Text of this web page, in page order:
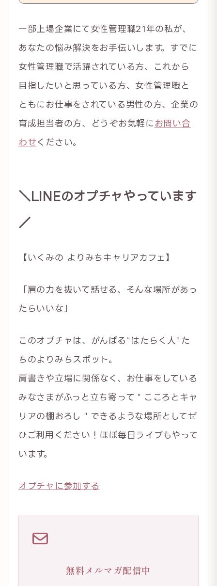
一部上場企業にて女性管理職21年の私が、
あなたの悩み解決をお手伝いします。すでに
女性管理職で活躍されている方、これから
目指したいと思っている方、女性管理職と
ともにお仕事をされている男性の方、企業の
育成担当者の方、どうぞお気軽に お問い合
わせ ください。
＼LINEのオプチャやっています
／
【いくみの よりみちキャリアカフェ】
「肩の力を抜いて話せる、そんな場所があっ
たらいいな」
このオプチャは、がんばる“はたらく人”た
ちのよりみちスポット。
肩書きや立場に関係なく、お仕事をしている
みなさまがふっと立ち寄って＂こころとキャ
リアの棚おろし＂できるような場所としてぜ
ひご利用ください！ほぼ毎日ライブもやって
います。
オプチャに参加する
無料メルマガ配信中